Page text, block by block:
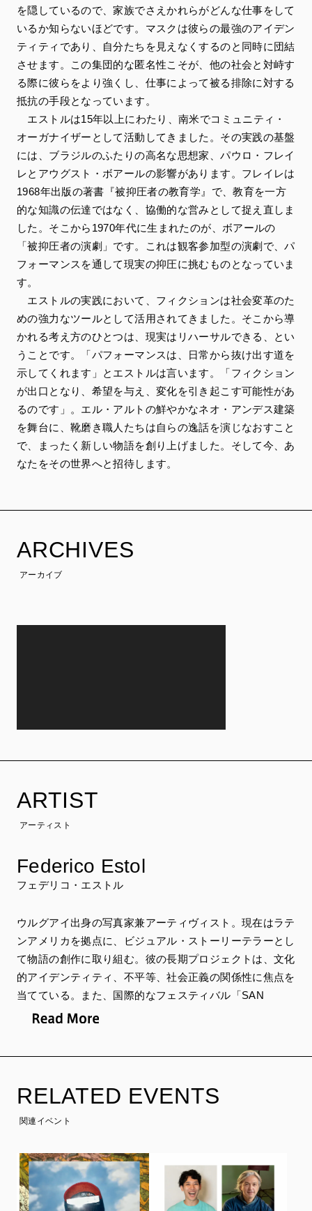
を隠しているので、家族でさえかれらがどんな仕事をして
いるか知らないほどです。マスクは彼らの最強のアイデン
ティティであり、自分たちを見えなくするのと同時に団結
させます。この集団的な匿名性こそが、他の社会と対峙す
る際に彼らをより強くし、仕事によって被る排除に対する
抵抗の手段となっています。
エストルは15年以上にわたり、南米でコミュニティ・
オーガナイザーとして活動してきました。その実践の基盤
には、ブラジルのふたりの高名な思想家、パウロ・フレイ
レとアウグスト・ボアールの影響があります。フレイレは
1968年出版の著書『被抑圧者の教育学』で、教育を一方
的な知識の伝達ではなく、協働的な営みとして捉え直しま
した。そこから1970年代に生まれたのが、ボアールの
「被抑圧者の演劇」です。これは観客参加型の演劇で、パ
フォーマンスを通して現実の抑圧に挑むものとなっていま
す。
エストルの実践において、フィクションは社会変革のた
めの強力なツールとして活用されてきました。そこから導
かれる考え方のひとつは、現実はリハーサルできる、とい
うことです。「パフォーマンスは、日常から抜け出す道を
示してくれます」とエストルは言います。「フィクション
が出口となり、希望を与え、変化を引き起こす可能性があ
るのです」。エル・アルトの鮮やかなネオ・アンデス建築
を舞台に、靴磨き職人たちは自らの逸話を演じなおすこと
で、まったく新しい物語を創り上げました。そして今、あ
なたをその世界へと招待します。
ARCHIVES
アーカイブ
ARTIST
アーティスト
Federico Estol
フェデリコ・エストル
ウルグアイ出身の写真家兼アーティヴィスト。現在はラテ
ンアメリカを拠点に、ビジュアル・ストーリーテラーとし
て物語の創作に取り組む。彼の長期プロジェクトは、文化
的アイデンティティ、不平等、社会正義の関係性に焦点を
当てている。また、国際的なフェスティバル「SAN
JOSÉ FOTO」のアーティスティック・ディレクターを務
作品はパリのソルボンヌ大学IHEALラテンアメリカ研究
所、ブエノスアイレスのFOLAラテンアメリカ写真図書
館、スイスのアヴァンギャルド美術館、中国の麗水写真美
よび公的コレクションに収蔵されている。
RELATED EVENTS
関連イベント